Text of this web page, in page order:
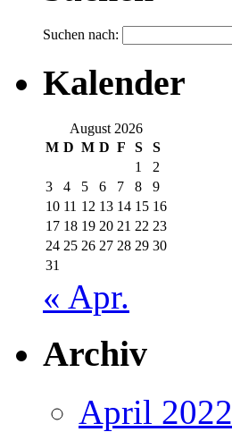
Suchen nach:
Kalender
August 2026
M D M D F S
S
1
2
3
4 5 6 7 8
9
10 11 12 13 14 15 16
17 18 19 20 21 22 23
24 25 26 27 28 29 30
31
« Apr.
Archiv
April 2022